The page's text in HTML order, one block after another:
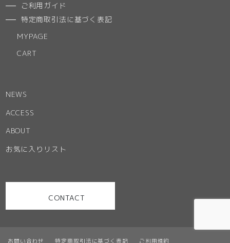
お問い合わせ 特定商取引法に基づく表記 ご利用規約
ご利用ガイド
特定商取引法に基づく表記
MYPAGE
CART
NEWS
ACCESS
ABOUT
お気に入りリスト
CONTACT